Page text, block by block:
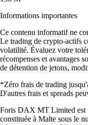
Informations importantes
Ce contenu informatif ne
Le trading de crypto-actifs
volatilité. Évaluez votre
récompenses et avantages
de détention de jetons,
*Zéro frais de trading
D'autres frais et spreads
Foris DAX MT Limited est
constituée à Malte sous le